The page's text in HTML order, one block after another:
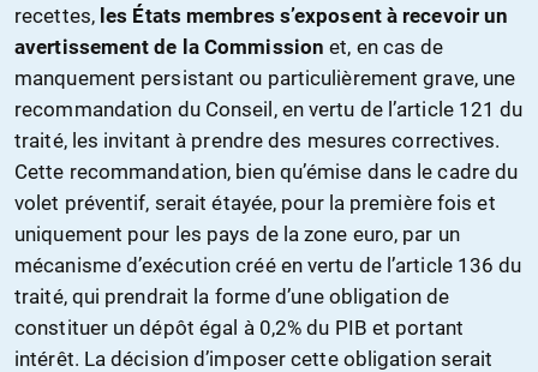
recettes,les États membres s’exposent à recevoir un
avertissement de la Commission et, en cas de
manquement persistant ou particulièrement grave, une
recommandation du Conseil, en vertu de l’article 121 du
traité, les invitant à prendre des mesures correctives.
Cette recommandation, bien qu’émise dans le cadre du
volet préventif, serait étayée, pour la première fois et
uniquement pour les pays de la zone euro, par un
mécanisme d’exécution créé en vertu de l’article 136 du
traité, qui prendrait la forme d’une obligation de
constituer un dépôt égal à 0,2% du PIB et portant
intérêt. La décision d’imposer cette obligation serait